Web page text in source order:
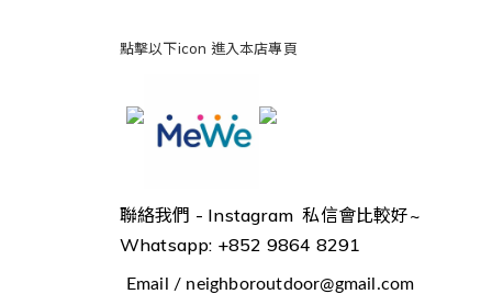
點擊以下icon 進入本店專頁
聯絡我們 - Instagram 私信會比較好~
Whatsapp: +852 9864 8291
Email / neighboroutdoor@gmail.com